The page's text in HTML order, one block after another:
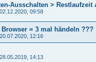
Ausschalten > Restlaufzeit
02.12.2020, 09:58
= 3 mal händeln ???
20.07.2020, 12:16
28.05.2019, 14:13